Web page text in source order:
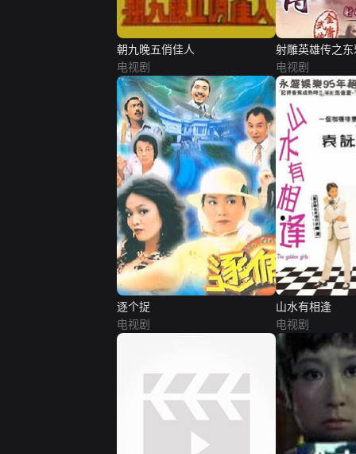
朝九晚五俏佳人
电视剧
射雕英雄传之
话）
电视剧
逐个捉
电视剧
山水有相逢
电视剧